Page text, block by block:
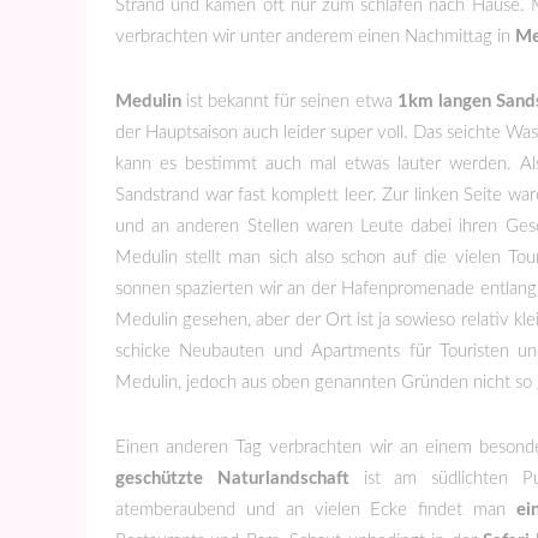
Strand und kamen oft nur zum schlafen nach
verbrachten wir unter anderem einen Nachmittag in
Medulin ist bekannt für seinen etwa 1km langen
der Hauptsaison auch leider super voll. Das seichte
kann es bestimmt auch mal etwas lauter werden.
Sandstrand war fast komplett leer. Zur linken Seite
und an anderen Stellen waren Leute dabei ihren
Medulin stellt man sich also schon auf die vielen
sonnen spazierten wir an der Hafenpromenade
Medulin gesehen, aber der Ort ist ja sowieso relativ
schicke Neubauten und Apartments für Touristen
Medulin, jedoch aus oben genannten Gründen nicht
Einen anderen Tag verbrachten wir an einem
geschützte Naturlandschaftist am südlichten
atemberaubend und an vielen Ecke findet man